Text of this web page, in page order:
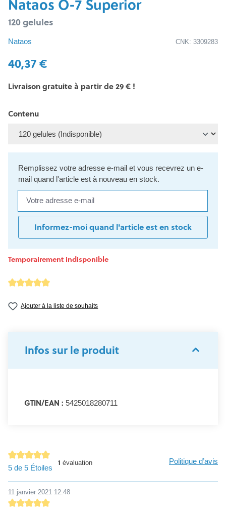
Nataos O-7 Superior
120 gelules
Nataos CNK: 3309283
40,37 €
Livraison gratuite à partir de 29 € !
Contenu
Remplissez votre adresse e-mail et vous recevrez un e-
mail quand l'article est à nouveau en stock.
Informez-moi quand l'article est en stock
Temporairement indisponible
Ajouter à la liste de souhaits
Infos sur le produit
GTIN/EAN : 5425018280711
Note moyenne de 5 sur 5 étoiles
5 de 5 Étoiles
1 évaluation Politique d’avis
11 janvier 2021 12:48